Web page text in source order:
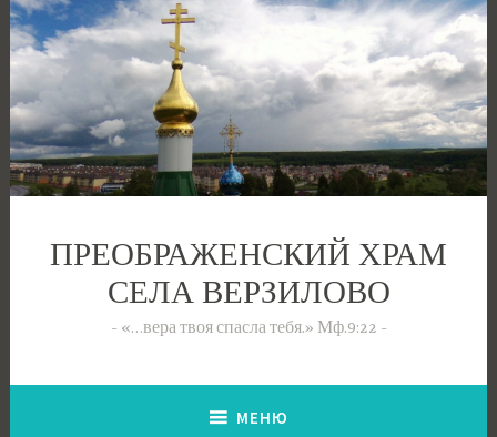
Перейти
к
содержимому
ПРЕОБРАЖЕНСКИЙ ХРАМ
СЕЛА ВЕРЗИЛОВО
«…вера твоя спасла тебя.» Мф.9:22
МЕНЮ